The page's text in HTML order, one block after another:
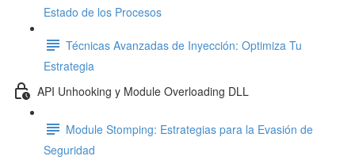
Estado de los Procesos
Técnicas Avanzadas de Inyección: Optimiza Tu
Estrategia
API Unhooking y Module Overloading DLL
Module Stomping: Estrategias para la Evasión de
Seguridad